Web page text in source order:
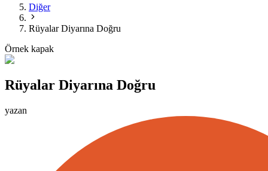
Diğer
Rüyalar Diyarına Doğru
Örnek kapak
Rüyalar Diyarına Doğru
yazan